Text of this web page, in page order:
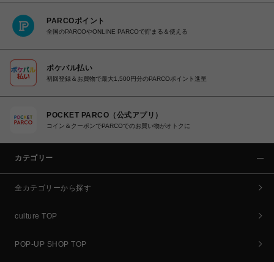
PARCOポイント
全国のPARCOやONLINE PARCOで貯まる＆使える
ポケパル払い
初回登録＆お買物で最大1,500円分のPARCOポイント進呈
POCKET PARCO（公式アプリ）
コイン＆クーポンでPARCOでのお買い物がオトクに
カテゴリー
全カテゴリーから探す
culture TOP
POP-UP SHOP TOP